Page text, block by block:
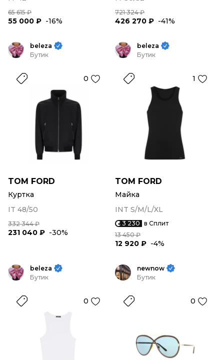
65 615 ₽
55 000 ₽ -16%
721 324 ₽
426 270 ₽ -41%
beleza
Бутик
0
TOM FORD
Куртка
IT 48/50
332 344 ₽
231 040 ₽ -30%
beleza
Бутик
1
TOM FORD
Майка
INT S/M/L/XL
3 230 в Сплит
13 450 ₽
12 920 ₽ -4%
beleza
Бутик
0
newnow
Бутик
0